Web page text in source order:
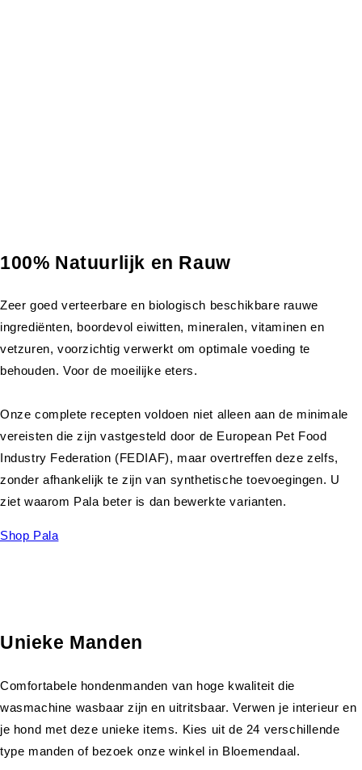
100% Natuurlijk en Rauw
Zeer goed verteerbare en biologisch beschikbare rauwe
ingrediënten, boordevol eiwitten, mineralen, vitaminen en
vetzuren, voorzichtig verwerkt om optimale voeding te
behouden. Voor de moeilijke eters.
Onze complete recepten voldoen niet alleen aan de minimale
vereisten die zijn vastgesteld door de European Pet Food
Industry Federation (FEDIAF), maar overtreffen deze zelfs,
zonder afhankelijk te zijn van synthetische toevoegingen. U
ziet waarom Pala beter is dan bewerkte varianten.
Shop Pala
Unieke Manden
Comfortabele hondenmanden van hoge kwaliteit die
wasmachine wasbaar zijn en uitritsbaar. Verwen je interieur en
je hond met deze unieke items. Kies uit de 24 verschillende
type manden of bezoek onze winkel in Bloemendaal.